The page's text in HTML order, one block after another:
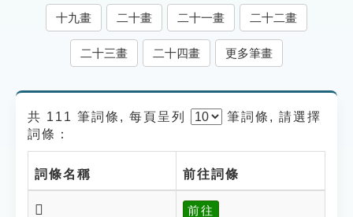
遊戲專區
貓頭鷹博士
十九畫 二十畫 二十一畫 二十二畫
二十三畫 二十四畫 更多筆畫
共 111 筆詞條, 每頁呈列 筆詞條, 請選擇
詞條：
詞條名稱 前往詞條
𤿡 前往